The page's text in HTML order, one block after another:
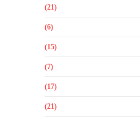
(21)
(6)
(15)
(7)
(17)
(21)